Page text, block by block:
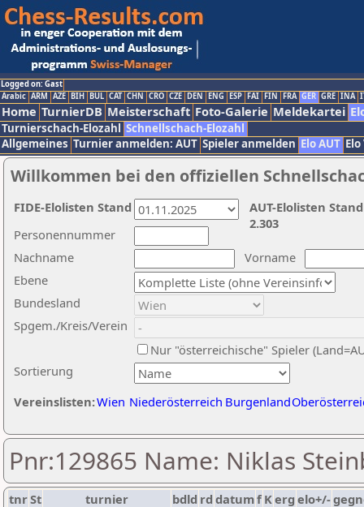
Logged on: Gast
Arabic ARM AZE BIH BUL CAT CHN CRO CZE DEN ENG ESP FAI FIN FRA GER GRE INA
Home TurnierDB Meisterschaft Foto-Galerie Meldekartei
Turnierschach-Elozahl Schnellschach-Elozahl
Allgemeines Turnier anmelden: AUT Spieler anmelden Elo AUT
Willkommen bei den offiziellen
Nachname
Vorname
Ebene
Sortierung
Personennummer
Bundesland
Spgem./Kreis/Verein
Nur "österreichische" Spieler
Vereinslisten:Wien Niederösterreich Burgenland
AUT-Elolisten
2.303
FIDE-Elolisten Stand
Pnr:129865 Name: Niklas
tnrSt turnier bdld rd datumf Kerg elo+/-